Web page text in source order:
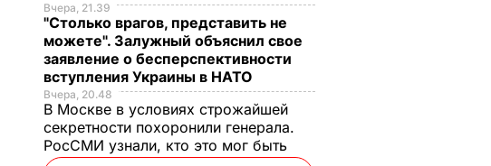
Вчера, 21.39
"Столько врагов, представить не
можете". Залужный объяснил свое
заявление о бесперспективности
вступления Украины в НАТО
Вчера, 20.48
В Москве в условиях строжайшей
секретности похоронили генерала.
РосСМИ узнали, кто это мог быть